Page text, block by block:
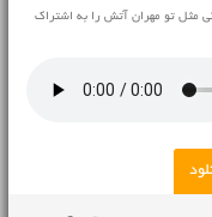
مثل تو مهران آتش را به اشتراک